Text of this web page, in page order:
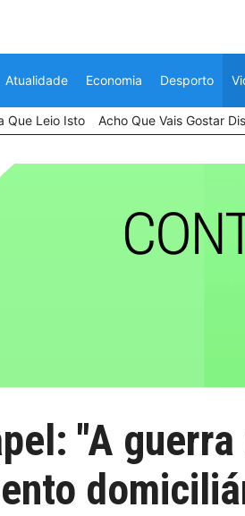
Atualidade Economia Desporto
Que Leio Isto Acho Que Vais Gostar
"A